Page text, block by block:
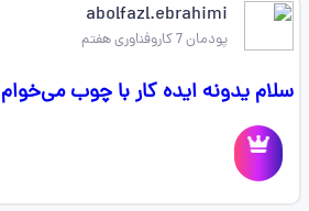
abolfazl.ebrahimi
پودمان 7 کاروفناوری هفتم
سلام یدونه ایده کار با چوب